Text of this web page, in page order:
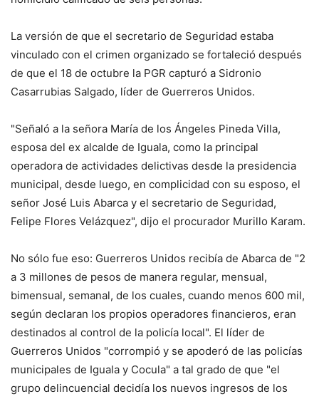
La versión de que el secretario de Seguridad estaba
vinculado con el crimen organizado se fortaleció después
de que el 18 de octubre la PGR capturó a Sidronio
Casarrubias Salgado, líder de Guerreros Unidos.
"Señaló a la señora María de los Ángeles Pineda Villa,
esposa del ex alcalde de Iguala, como la principal
operadora de actividades delictivas desde la presidencia
municipal, desde luego, en complicidad con su esposo, el
señor José Luis Abarca y el secretario de Seguridad,
Felipe Flores Velázquez", dijo el procurador Murillo Karam.
No sólo fue eso: Guerreros Unidos recibía de Abarca de "2
a 3 millones de pesos de manera regular, mensual,
bimensual, semanal, de los cuales, cuando menos 600 mil,
según declaran los propios operadores financieros, eran
destinados al control de la policía local". El líder de
Guerreros Unidos "corrompió y se apoderó de las policías
municipales de Iguala y Cocula" a tal grado de que "el
grupo delincuencial decidía los nuevos ingresos de los